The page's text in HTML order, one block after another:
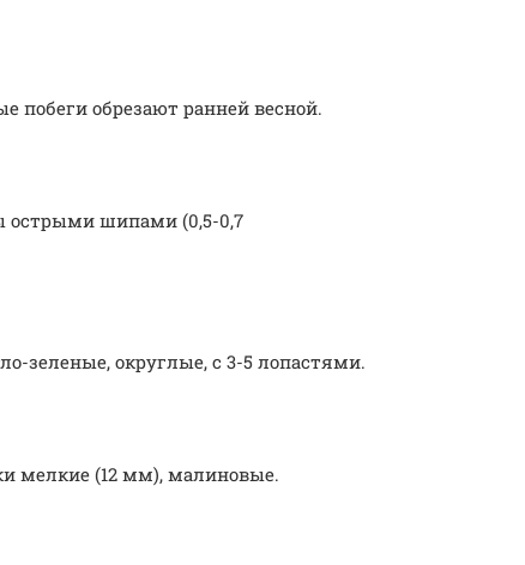
побеги обрезают ранней весной.
острыми шипами (0,5-0,7
зеленые, округлые, с 3-5 лопастями.
мелкие (12 мм), малиновые.